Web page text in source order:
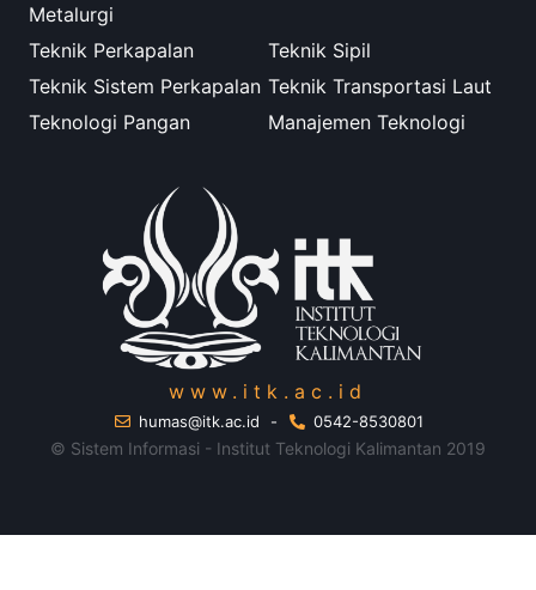
Metalurgi
Teknik Perkapalan
Teknik Sipil
Teknik Sistem Perkapalan Teknik Transportasi Laut
Teknologi Pangan
Manajemen Teknologi
www.itk.ac.id
humas@itk.ac.id - 0542-8530801
© Sistem Informasi - Institut Teknologi Kalimantan 2019